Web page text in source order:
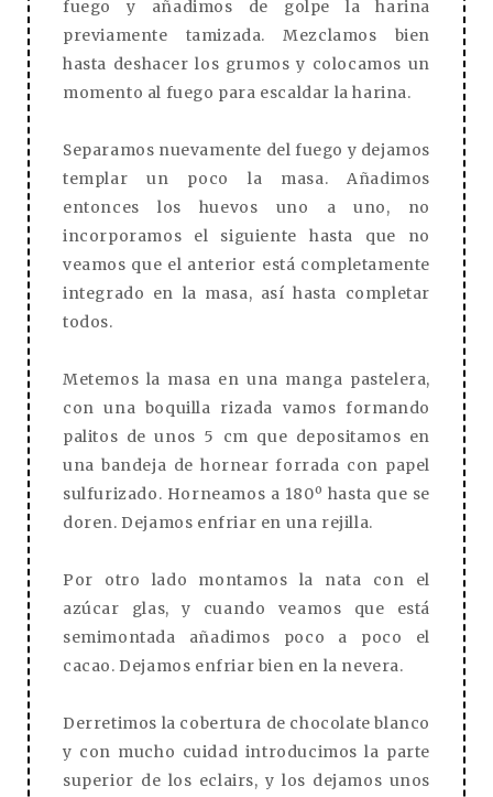
fuego y añadimos de golpe la harina
previamente tamizada. Mezclamos bien
hasta deshacer los grumos y colocamos un
momento al fuego para escaldar la harina.
Separamos nuevamente del fuego y dejamos
templar un poco la masa. Añadimos
entonces los huevos uno a uno, no
incorporamos el siguiente hasta que no
veamos que el anterior está completamente
integrado en la masa, así hasta completar
todos.
Metemos la masa en una manga pastelera,
con una boquilla rizada vamos formando
palitos de unos 5 cm que depositamos en
una bandeja de hornear forrada con papel
sulfurizado. Horneamos a 180º hasta que se
doren. Dejamos enfriar en una rejilla.
Por otro lado montamos la nata con el
azúcar glas, y cuando veamos que está
semimontada añadimos poco a poco el
cacao. Dejamos enfriar bien en la nevera.
Derretimos la cobertura de chocolate blanco
y con mucho cuidad introducimos la parte
superior de los eclairs, y los dejamos unos